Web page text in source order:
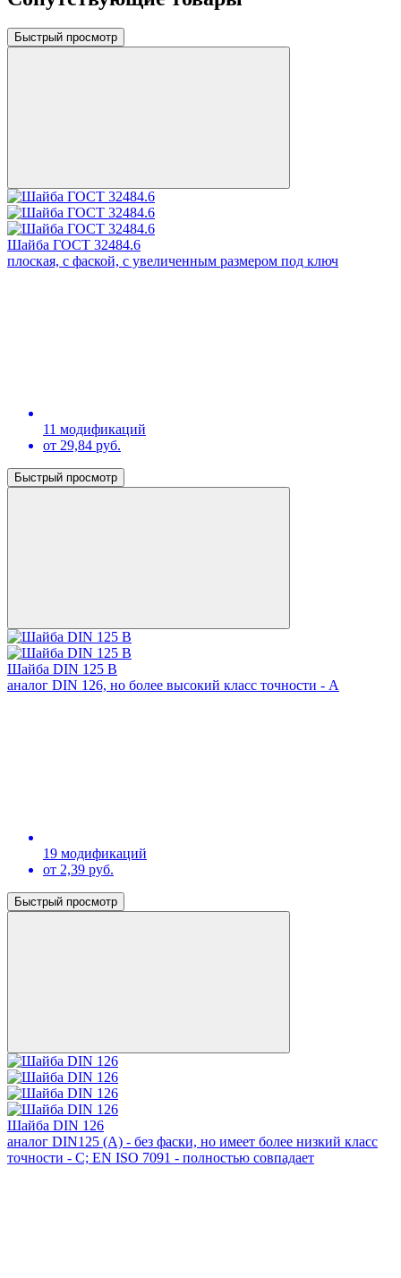
Быстрый просмотр
Шайба ГОСТ 32484.6
плоская, с фаской, с увеличенным размером под ключ
11 модификаций
от 29,84 руб.
Быстрый просмотр
Шайба DIN 125 B
аналог DIN 126, но более высокий класс точности - A
19 модификаций
от 2,39 руб.
Быстрый просмотр
Шайба DIN 126
аналог DIN125 (А) - без фаски, но имеет более низкий класс
точности - С; EN ISO 7091 - полностью совпадает